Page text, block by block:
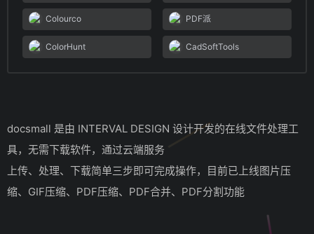
Colourco PDF派
ColorHunt CadSoftTools
docsmall 是由 INTERVAL DESIGN 设计开发的在线文件处理工
具，无需下载软件，通过云端服务
上传、处理、下载简单三步即可完成操作，目前已上线图片压
缩、GIF压缩、PDF压缩、PDF合并、PDF分割功能